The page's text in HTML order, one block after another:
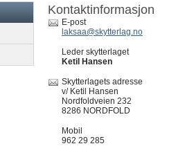
Kontaktinformasjon
E-post
laksaa@skytterlag.no
Leder skytterlaget
Ketil Hansen
Skytterlagets adresse
v/ Ketil Hansen
Nordfoldveien 232
8286 NORDFOLD
Mobil
962 29 285